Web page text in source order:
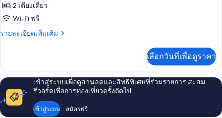
ดับเบิล
หรือ
ทวิน
2 เตียงเดี่ยว
Wi-Fi ฟรี
รายละเอียดเพิ่มเติม
ราย
เกี่ยว
กับ
ห้อง
ดับเบิล
หรือ
ทวิ
เลือกวันที่เพื่อดูราคา
เข้าสู่ระบบเพื่อดูส่วนลดและสิทธิพิเศษที่ร่วมรายการ สะสม
รีวอร์ดเพื่อการท่องเที่ยวครั้งถัดไป
เข้าสู่ระบบ สมัครฟรี